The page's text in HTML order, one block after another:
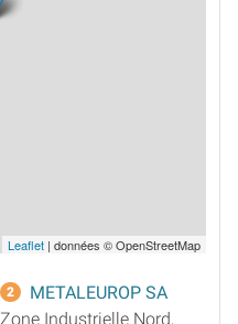
Leaflet | données © OpenStreetMap
2
METALEUROP SA
Zone Industrielle Nord,